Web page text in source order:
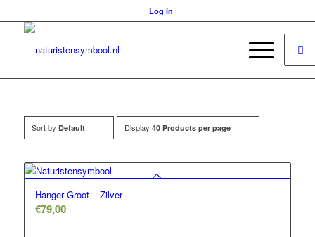
Log in
Sort by Default Display 40 Products per page
Hanger Groot – Zilver
€79,00